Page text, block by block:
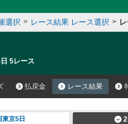
選択 > レース結果 レース選択 >
5レース
払戻金 レース結果
東京5日